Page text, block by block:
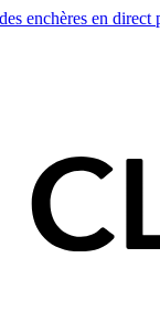
enchères en direct